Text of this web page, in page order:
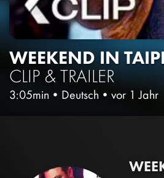
WEEKEND IN
CLIP & TRAILER
3:05min • Deutsch • vor 1 Jahr